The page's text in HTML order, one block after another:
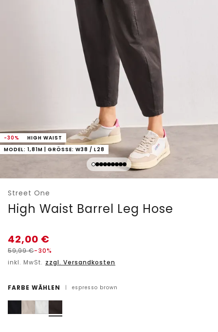
-30%
HIGH WAIST
MODEL: 1,81M | GRÖSSE: W38 / L28
Street One
High Waist Barrel Leg Hose
42,00 €
59,99€-30%
inkl. MwSt. zzgl. Versandkosten
FARBE WÄHLEN | espresso brown